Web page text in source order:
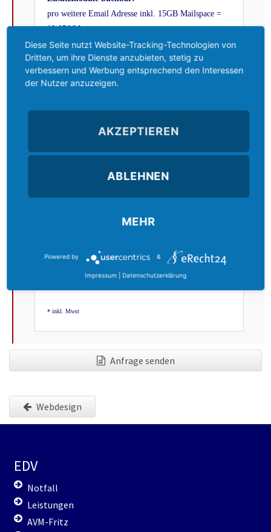
pro weitere Email Adresse inkl. 15GB Mailspace =
12,95€/Mon.
mehr Mailspace pro GB = 2,95€
Webpaket 4*
30 GB Webspace – 14 Datenbanken –
einmalige Einrichtung: 39,95 €
Zusatzmodule buchbar:
mehr Mailspace pro GB = 2,95€
* inkl. Mwst
Anfrage senden
Webdesign
EDV
Notfall
Leistungen
AVM-Fritz
Diese Seite nutzt Website-Tracking-Technologien von
Dritten, um ihre Dienste anzubieten, stetig zu
verbessern und Werbung entsprechend den Interessen
der Nutzer anzuzeigen.
AKZEPTIEREN
ABLEHNEN
MEHR
Powered by &
Impressum Datenschutzerklärung